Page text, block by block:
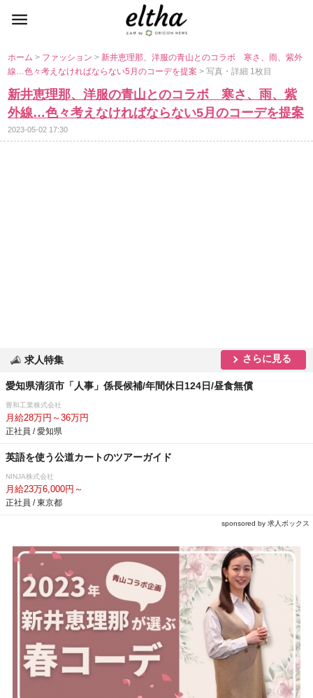
ホーム> ファッション> 新井恵理那、洋服の青山とのコラボ 寒さ、雨、紫外
線…色々考えなければならない5月のコーデを提案> 写真・詳細 1枚目
新井恵理那、洋服の青山とのコラボ 寒さ、雨、紫
外線…色々考えなければならない5月のコーデを提案
2023-05-02 17:30
求人特集 さらに見る
愛知県清須市「人事」係長候補/年間休日124日/昼食無償
豊和工業株式会社
月給28万円～36万円
正社員 / 愛知県
英語を使う公道カートのツアーガイド
NINJA株式会社
月給23万6,000円～
正社員 / 東京都
sponsored by 求人ボックス